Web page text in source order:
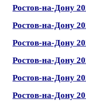
Ростов-на-Дону
Ростов-на-Дону
Ростов-на-Дону
Ростов-на-Дону
Ростов-на-Дону
Ростов-на-Дону